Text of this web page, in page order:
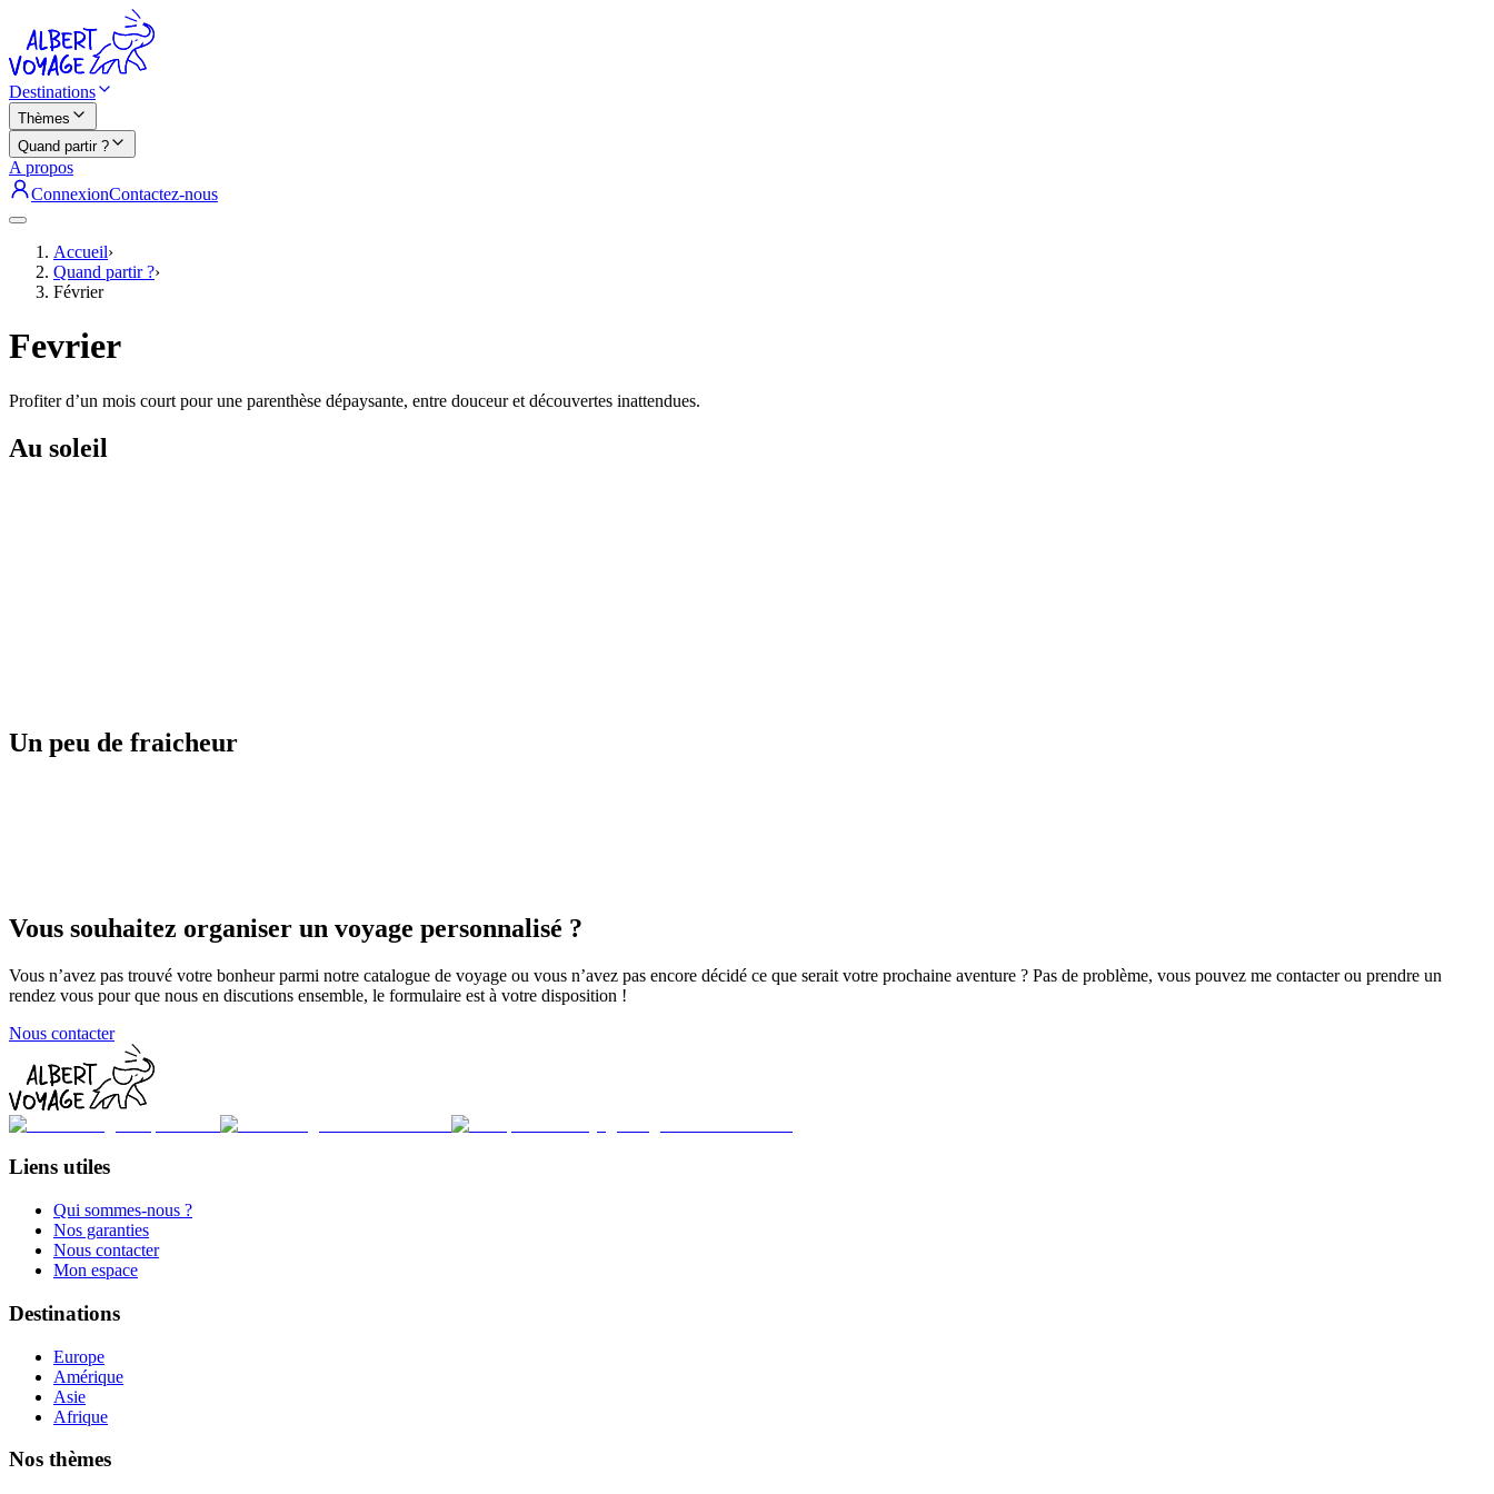
Destinations
Thèmes
Quand partir ?
A propos
ConnexionContactez-nous
Accueil›
Quand partir ?›
Février
Fevrier
Profiter d’un mois court pour une parenthèse dépaysante, entre douceur et découvertes inattendues.
Au soleil
Un peu de fraicheur
Vous souhaitez organiser un voyage personnalisé ?
Vous n’avez pas trouvé votre bonheur parmi notre catalogue de voyage ou vous n’avez pas encore décidé ce que serait votre prochaine aventure ? Pas de problème, vous pouvez me contacter ou prendre un
rendez vous pour que nous en discutions ensemble, le formulaire est à votre disposition !
Nous contacter
Liens utiles
Qui sommes-nous ?
Nos garanties
Nous contacter
Mon espace
Destinations
Europe
Amérique
Asie
Afrique
Nos thèmes